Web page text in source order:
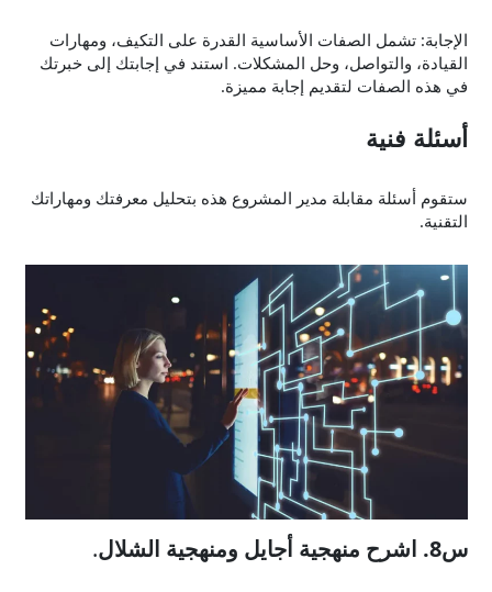
الإجابة: تشمل الصفات الأساسية القدرة على التكيف، ومهارات
القيادة، والتواصل، وحل المشكلات. استند في إجابتك إلى خبرتك
في هذه الصفات لتقديم إجابة مميزة.
أسئلة فنية
ستقوم أسئلة مقابلة مدير المشروع هذه بتحليل معرفتك ومهاراتك
التقنية.
س8. اشرح منهجية أجايل ومنهجية الشلال .